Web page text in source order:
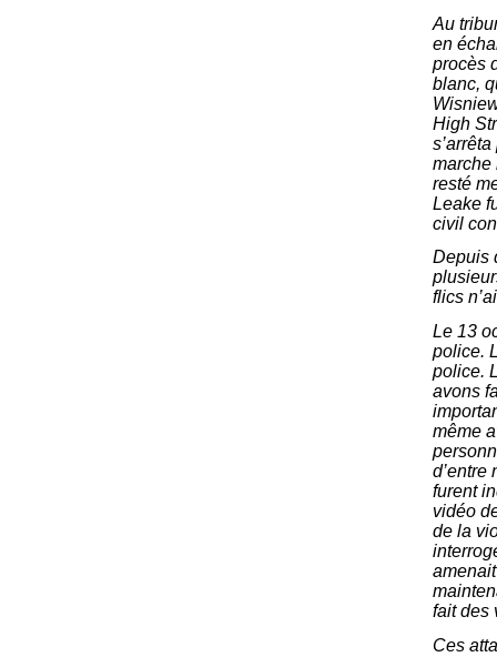
Au
en
procès
blanc,
High
marche
resté
Leake
civil
Depuis
flics
Le 13
police.
police.
avons
même
d’entre
furent
vidéo
de la
fait des
Ces